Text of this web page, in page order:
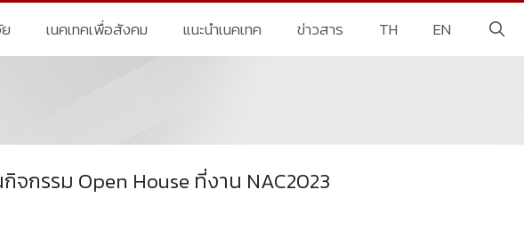
เนคเทคเพื่อสังคม แนะนำเนคเทค ข่าวสาร TH EN
จกรรม Open House ที่งาน NAC2023